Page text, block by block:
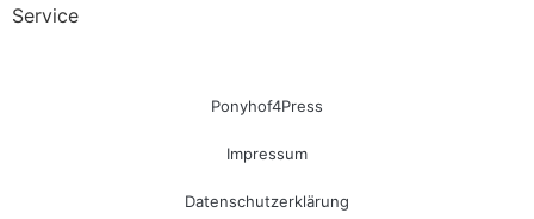
Service
Ponyhof4Press
Impressum
Datenschutzerklärung